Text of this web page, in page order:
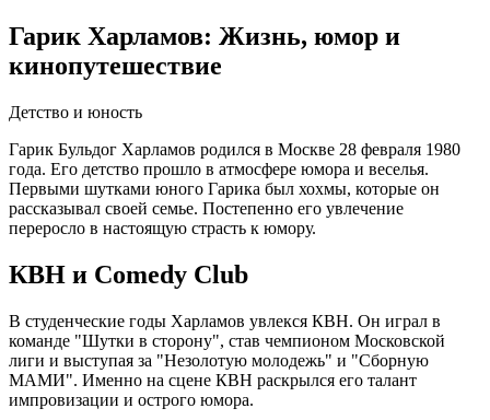
Гарик Харламов: Жизнь, юмор и
кинопутешествие
Детство и юность
Гарик Бульдог Харламов родился в Москве 28 февраля 1980
года. Его детство прошло в атмосфере юмора и веселья.
Первыми шутками юного Гарика был хохмы, которые он
рассказывал своей семье. Постепенно его увлечение
переросло в настоящую страсть к юмору.
КВН и Comedy Club
В студенческие годы Харламов увлекся КВН. Он играл в
команде "Шутки в сторону", став чемпионом Московской
лиги и выступая за "Незолотую молодежь" и "Сборную
МАМИ". Именно на сцене КВН раскрылся его талант
импровизации и острого юмора.